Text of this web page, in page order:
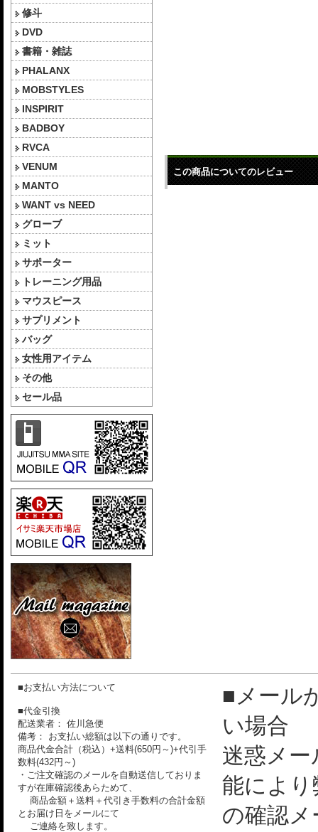
修斗
DVD
書籍・雑誌
PHALANX
MOBSTYLES
INSPIRIT
BADBOY
RVCA
VENUM
MANTO
WANT vs NEED
グローブ
ミット
サポーター
トレーニング用品
マウスピース
サプリメント
バッグ
女性用アイテム
その他
セール品
この商品についてのレビュー
■お支払い方法について
■代金引換
配送業者： 佐川急便
備考： お支払い総額は以下の通りです。
商品代金合計（税込）+送料(650円～)+代引手
数料(432円～)
・ご注文確認のメールを自動送信しておりま
すが在庫確認後あらためて、
商品金額＋送料＋代引き手数料の合計金額
とお届け日をメールにて
ご連絡を致します。
■メール
い場合
迷惑メー
能によ
の確認